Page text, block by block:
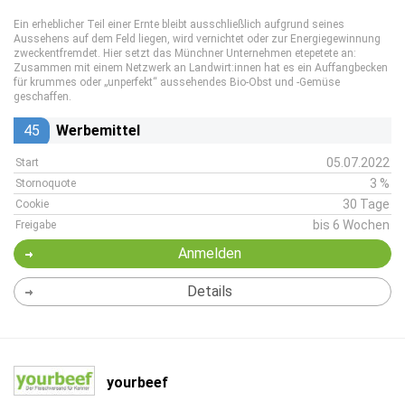
Ein erheblicher Teil einer Ernte bleibt ausschließlich aufgrund seines
Aussehens auf dem Feld liegen, wird vernichtet oder zur Energiegewinnung
zweckentfremdet. Hier setzt das Münchner Unternehmen etepetete an:
Zusammen mit einem Netzwerk an Landwirt:innen hat es ein Auffangbecken
für krummes oder „unperfekt“ aussehendes Bio-Obst und -Gemüse
geschaffen.
45 Werbemittel
Start 05.07.2022
Stornoquote 3 %
Cookie 30 Tage
Freigabe bis 6 Wochen
Anmelden
Details
yourbeef